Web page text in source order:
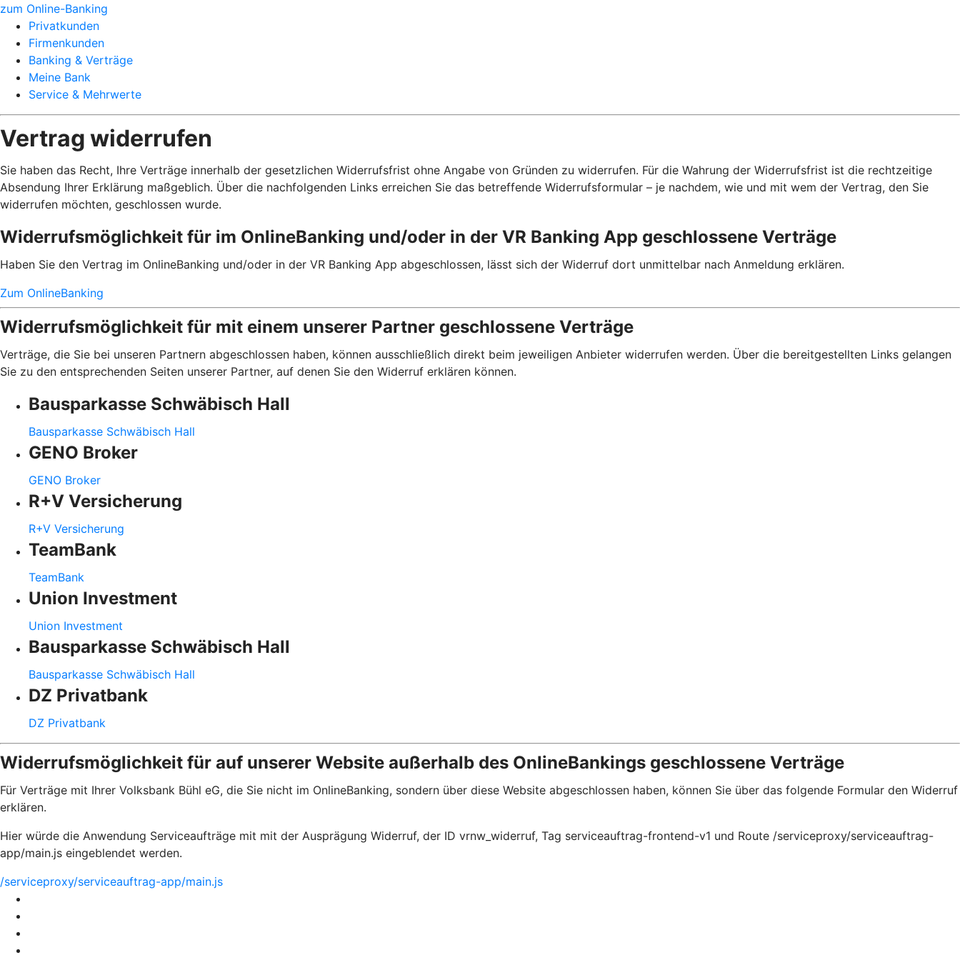
zum Online-Banking
Privatkunden
Firmenkunden
Banking & Verträge
Meine Bank
Service & Mehrwerte
Vertrag widerrufen
Sie haben das Recht, Ihre Verträge innerhalb der gesetzlichen Widerrufsfrist ohne Angabe von Gründen zu widerrufen. Für die Wahrung der Widerrufsfrist ist die rechtzeitige
Absendung Ihrer Erklärung maßgeblich. Über die nachfolgenden Links erreichen Sie das betreffende Widerrufsformular – je nachdem, wie und mit wem der Vertrag, den Sie
widerrufen möchten, geschlossen wurde.
Widerrufsmöglichkeit für im OnlineBanking und/oder in der VR Banking App geschlossene Verträge
Haben Sie den Vertrag im OnlineBanking und/oder in der VR Banking App abgeschlossen, lässt sich der Widerruf dort unmittelbar nach Anmeldung erklären.
Zum OnlineBanking
Widerrufsmöglichkeit für mit einem unserer Partner geschlossene Verträge
Verträge, die Sie bei unseren Partnern abgeschlossen haben, können ausschließlich direkt beim jeweiligen Anbieter widerrufen werden. Über die bereitgestellten Links gelangen
Sie zu den entsprechenden Seiten unserer Partner, auf denen Sie den Widerruf erklären können.
Bausparkasse Schwäbisch Hall
Bausparkasse Schwäbisch Hall
GENO Broker
GENO Broker
R+V Versicherung
R+V Versicherung
TeamBank
TeamBank
Union Investment
Union Investment
Bausparkasse Schwäbisch Hall
Bausparkasse Schwäbisch Hall
DZ Privatbank
DZ Privatbank
Widerrufsmöglichkeit für auf unserer Website außerhalb des OnlineBankings geschlossene Verträge
Für Verträge mit Ihrer Volksbank Bühl eG, die Sie nicht im OnlineBanking, sondern über diese Website abgeschlossen haben, können Sie über das folgende Formular den Widerruf
erklären.
Hier würde die Anwendung Serviceaufträge mit mit der Ausprägung Widerruf, der ID vrnw_widerruf, Tag serviceauftrag-frontend-v1 und Route /serviceproxy/serviceauftrag-
app/main.js eingeblendet werden.
/serviceproxy/serviceauftrag-app/main.js